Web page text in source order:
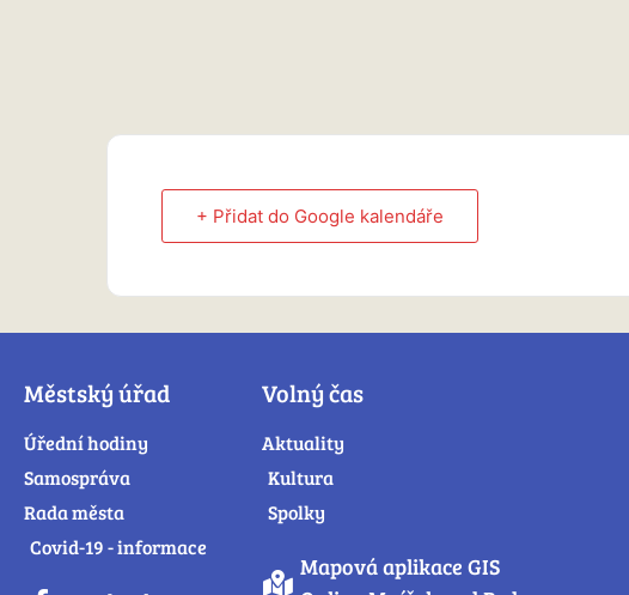
+ Přidat do Google kalendáře
Městský úřad
Úřední hodiny
Samospráva
Rada města
Covid-19 - informace
Volný čas
Aktuality
Kultura
Spolky
Mapová aplikace GIS